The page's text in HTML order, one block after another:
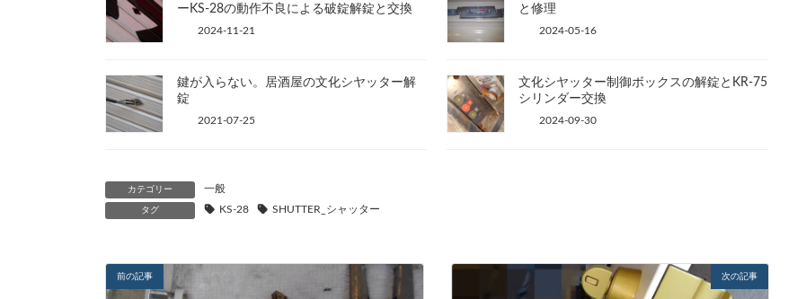
ーKS-28の動作不良による破錠解錠と交換
2024-11-21
と修理
2024-05-16
鍵が入らない。居酒屋の文化シヤッター解
錠
2021-07-25
文化シヤッター制御ボックスの解錠とKR-75
シリンダー交換
2024-09-30
カテゴリー 一般
タグ KS-28 SHUTTER_シャッター
前の記事 次の記事